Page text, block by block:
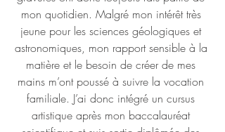
mon quotidien. Malgré mon intérêt très
jeune pour les sciences géologiques et
astronomiques, mon rapport sensible à la
matière et le besoin de créer de mes
mains m’ont poussé à suivre la vocation
familiale. J’ai donc intégré un cursus
artistique après mon baccalauréat